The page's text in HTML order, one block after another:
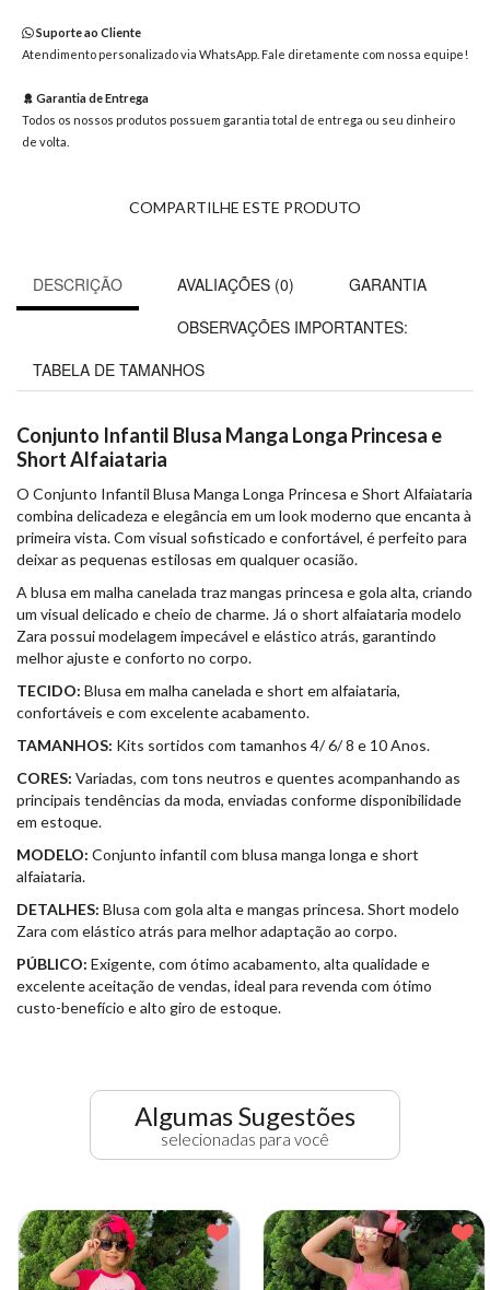
Suporte ao Cliente
Atendimento personalizado via WhatsApp. Fale diretamente com nossa equipe!
Garantia de Entrega
Todos os nossos produtos possuem garantia total de entrega ou seu dinheiro
de volta.
COMPARTILHE ESTE PRODUTO
DESCRIÇÃO AVALIAÇÕES (0)
GARANTIA
OBSERVAÇÕES IMPORTANTES:
TABELA DE TAMANHOS
Conjunto Infantil Blusa Manga Longa Princesa e
Short Alfaiataria
O Conjunto Infantil Blusa Manga Longa Princesa e Short Alfaiataria
combina delicadeza e elegância em um look moderno que encanta à
primeira vista. Com visual sofisticado e confortável, é perfeito para
deixar as pequenas estilosas em qualquer ocasião.
A blusa em malha canelada traz mangas princesa e gola alta, criando
um visual delicado e cheio de charme. Já o short alfaiataria modelo
Zara possui modelagem impecável e elástico atrás, garantindo
melhor ajuste e conforto no corpo.
TECIDO: Blusa em malha canelada e short em alfaiataria,
confortáveis e com excelente acabamento.
TAMANHOS: Kits sortidos com tamanhos 4/ 6/ 8 e 10 Anos.
CORES: Variadas, com tons neutros e quentes acompanhando as
principais tendências da moda, enviadas conforme disponibilidade
em estoque.
MODELO: Conjunto infantil com blusa manga longa e short
alfaiataria.
DETALHES: Blusa com gola alta e mangas princesa. Short modelo
Zara com elástico atrás para melhor adaptação ao corpo.
PÚBLICO: Exigente, com ótimo acabamento, alta qualidade e
excelente aceitação de vendas, ideal para revenda com ótimo
custo-benefício e alto giro de estoque.
Algumas Sugestões
selecionadas para você